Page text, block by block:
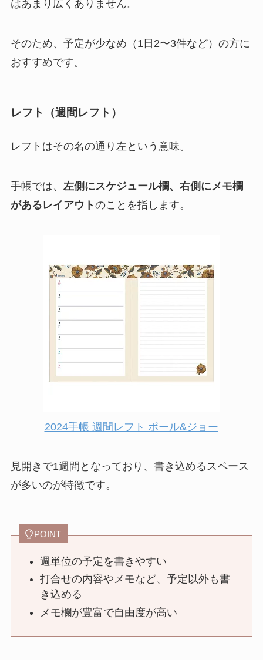
はあまり広くありません。
そのため、予定が少なめ（1日2〜3件など）の方に
おすすめです。
レフト（週間レフト）
レフトはその名の通り左という意味。
手帳では、 左側にスケジュール欄、右側にメモ欄
があるレイアウトのことを指します。
2024手帳 週間レフト ポール&ジョー
見開きで1週間となっており、書き込めるスペース
が多いのが特徴です。
POINT
週単位の予定を書きやすい
打合せの内容やメモなど、予定以外も書
き込める
メモ欄が豊富で自由度が高い